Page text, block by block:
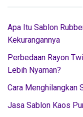
Apa Itu Sablon
Kekurangannya
Perbedaan Rayon
Lebih Nyaman?
Cara Menghilangkan
Jasa Sablon Kaos